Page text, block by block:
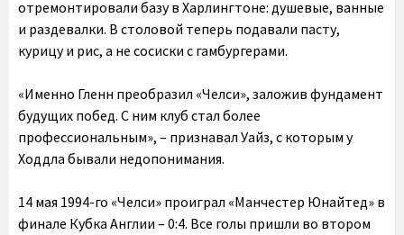
отремонтировали базу в Харлингтоне: душевые, ванные
и раздевалки. В столовой теперь подавали пасту,
курицу и рис, а не сосиски с гамбургерами.
«Именно Гленн преобразил «Челси», заложив фундамент
будущих побед. С ним клуб стал более
профессиональным», – признавал Уайз, с которым у
Ходдла бывали недопонимания.
14 мая 1994-го «Челси» проиграл «Манчестер Юнайтед» в
финале Кубка Англии – 0:4. Все голы пришли во втором